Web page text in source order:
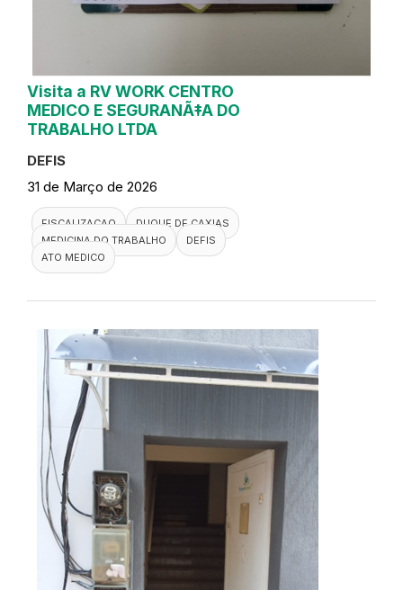
Visita a RV WORK CENTRO
MEDICO E SEGURANÃ‡A DO
TRABALHO LTDA
DEFIS
31 de Março de 2026
FISCALIZACAO
DUQUE DE CAXIAS
MEDICINA DO TRABALHO
DEFIS
ATO MEDICO